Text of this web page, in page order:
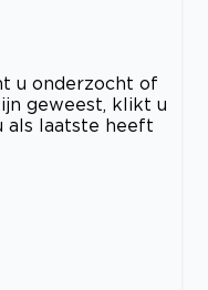
u onderzocht of
geweest, klikt u
als laatste heeft